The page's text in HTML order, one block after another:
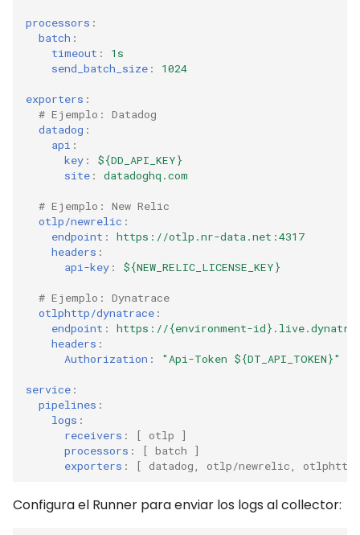
processors :
batch :
timeout :
1s
send_batch_size : 1024
exporters :
# Ejemplo: Datadog
datadog :
api :
key :
${DD_API_KEY}
site : datadoghq.com
# Ejemplo: New Relic
otlp/newrelic :
endpoint :
https://otlp.nr-data.net:4317
headers :
api-key : ${NEW_RELIC_LICENSE_KEY}
# Ejemplo: Dynatrace
otlphttp/dynatrace :
endpoint :
https://{environment-
headers :
Authorization : "Api-Token ${DT_API_TOKEN}"
service :
pipelines :
logs :
receivers : [ otlp
]
processors : [ batch
]
exporters : [ datadog otlp/newrelic otlphttp/
Configura el Runner para enviar los logs al collector: